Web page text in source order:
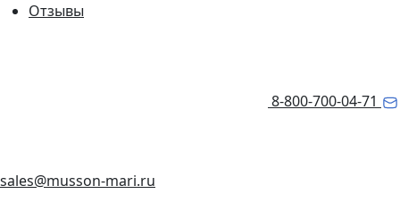
Отзывы
8-800-700-04-71
sales@musson-mari.ru